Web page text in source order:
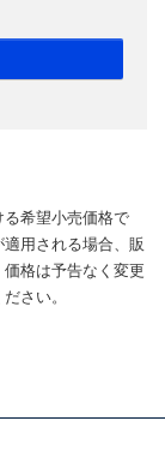
希望小売価格で
用される場合、販
格は予告なく変更
さい。